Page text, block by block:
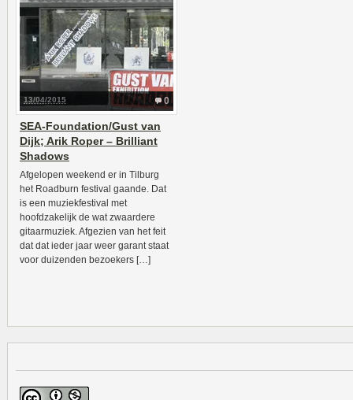
0
13/04/2015
SEA-Foundation/Gust van
Dijk; Arik Roper – Brilliant
Shadows
Afgelopen weekend er in Tilburg
het Roadburn festival gaande. Dat
is een muziekfestival met
hoofdzakelijk de wat zwaardere
gitaarmuziek. Afgezien van het feit
dat dat ieder jaar weer garant staat
voor duizenden bezoekers […]